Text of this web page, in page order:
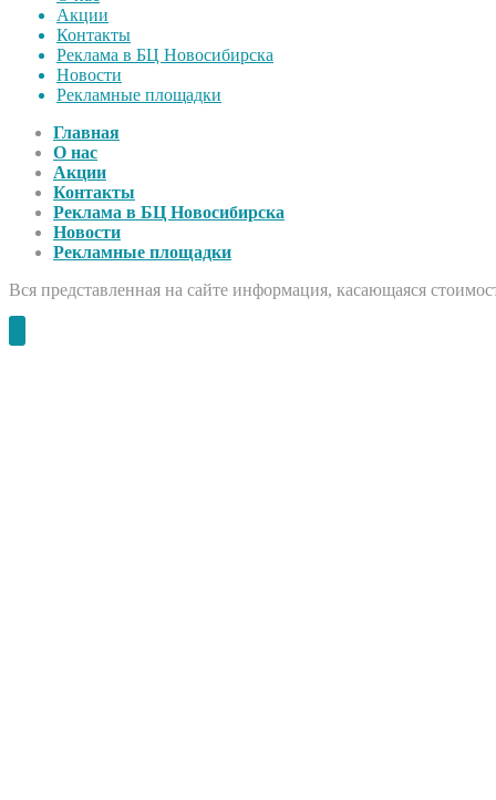
Акции
Контакты
Реклама в БЦ Новосибирска
Новости
Рекламные площадки
Главная
О нас
Акции
Контакты
Реклама в БЦ Новосибирска
Новости
Рекламные площадки
Вся представленная на сайте информация, касающаяся